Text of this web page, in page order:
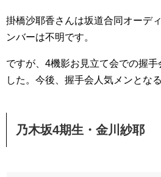
掛橋沙耶香さんは坂道合同オーデ
ンバーは不明です。
ですが、4機影お見立て会での握手
した。今後、握手会人気メンとな
乃木坂4期生・金川紗耶